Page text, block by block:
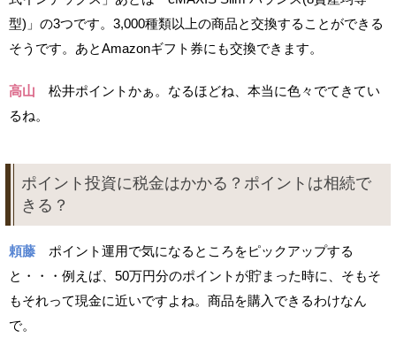
型)」の3つです。3,000種類以上の商品と交換することができる
そうです。あとAmazonギフト券にも交換できます。
高山 松井ポイントかぁ。なるほどね、本当に色々でてきてい
るね。
ポイント投資に税金はかかる？ポイントは相続で
きる？
頼藤 ポイント運用で気になるところをピックアップする
と・・・例えば、50万円分のポイントが貯まった時に、そもそ
もそれって現金に近いですよね。商品を購入できるわけなん
で。